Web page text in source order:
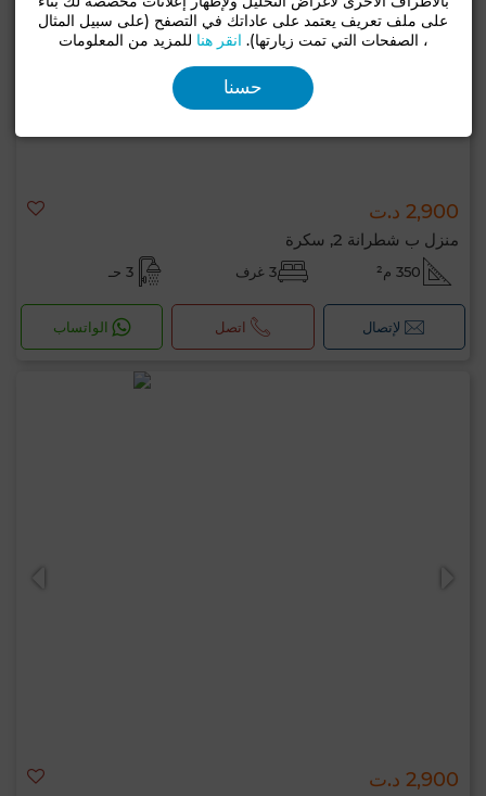
2,900 د.ت
منزل ب شطرانة 2, سكرة
350 م² 3 غرف 3 حـ
لإتصال اتصل الواتساب
2,900 د.ت
على ملف تعريف يعتمد على عاداتك في التصفح (على سبيل المثال
، الصفحات التي تمت زيارتها). انقر هنا للمزيد من المعلومات
حسنا